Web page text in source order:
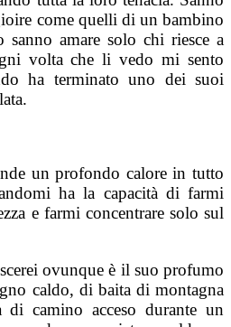
come quelli di un bambino
sanno amare solo chi riesce a
volta che li vedo mi sento
ha terminato uno dei suoi
un profondo calore in tutto
ha la capacità di farmi
e farmi concentrare solo sul
ovunque è il suo profumo
caldo, di baita di montagna
camino acceso durante un